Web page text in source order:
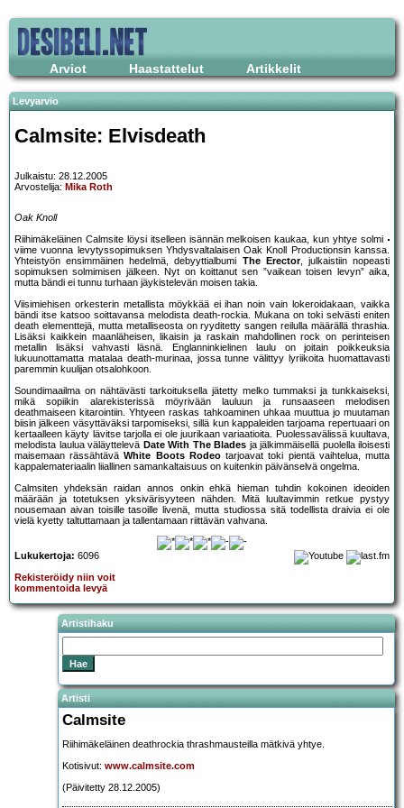
Arviot Haastattelut Artikkelit
Levyarvio
Calmsite: Elvisdeath
Julkaistu: 28.12.2005
Arvostelija: Mika Roth
Oak Knoll
Riihimäkeläinen Calmsite löysi itselleen isännän melkoisen kaukaa, kun yhtye solmi
viime vuonna levytyssopimuksen Yhdysvaltalaisen Oak Knoll Productionsin kanssa.
Yhteistyön ensimmäinen hedelmä, debyyttialbumi The Erector, julkaistiin nopeasti
sopimuksen solmimisen jälkeen. Nyt on koittanut sen ”vaikean toisen levyn” aika,
mutta bändi ei tunnu turhaan jäykistelevän moisen takia.
Viisimiehisen orkesterin metallista möykkää ei ihan noin vain lokeroidakaan, vaikka
bändi itse katsoo soittavansa melodista death-rockia. Mukana on toki selvästi eniten
death elementtejä, mutta metalliseosta on ryyditetty sangen reilulla määrällä thrashia.
Lisäksi kaikkein maanläheisen, likaisin ja raskain mahdollinen rock on perinteisen
metallin lisäksi vahvasti läsnä. Englanninkielinen laulu on joitain poikkeuksia
lukuunottamatta matalaa death-murinaa, jossa tunne välittyy lyriikoita huomattavasti
paremmin kuulijan otsalohkoon.
Soundimaailma on nähtävästi tarkoituksella jätetty melko tummaksi ja tunkkaiseksi,
mikä sopiikin alarekisterissä möyrivään lauluun ja runsaaseen melodisen
deathmaiseen kitarointiin. Yhtyeen raskas tahkoaminen uhkaa muuttua jo muutaman
biisin jälkeen väsyttäväksi tarpomiseksi, sillä kun kappaleiden tarjoama repertuaari on
kertaalleen käyty lävitse tarjolla ei ole juurikaan variaatioita. Puolessavälissä kuultava,
melodista laulua väläyttelevä Date With The Blades ja jälkimmäisellä puolella iloisesti
maisemaan rässähtäväWhite Boots Rodeotarjoavat toki pientä vaihtelua, mutta
kappalemateriaalin liiallinen samankaltaisuus on kuitenkin päivänselvä ongelma.
Calmsiten yhdeksän raidan annos onkin ehkä hieman tuhdin kokoinen ideoiden
määrään ja totetuksen yksivärisyyteen nähden. Mitä luultavimmin retkue pystyy
nousemaan aivan toisille tasoille livenä, mutta studiossa sitä todellista draivia ei ole
vielä kyetty taltuttamaan ja tallentamaan riittävän vahvana.
Lukukertoja: 6096
Rekisteröidy niin voit
kommentoida levyä
Artistihaku
Artisti
Calmsite
Riihimäkeläinen deathrockia thrashmausteilla mätkivä yhtye.
Kotisivut: www.calmsite.com
(Päivitetty 28.12.2005)